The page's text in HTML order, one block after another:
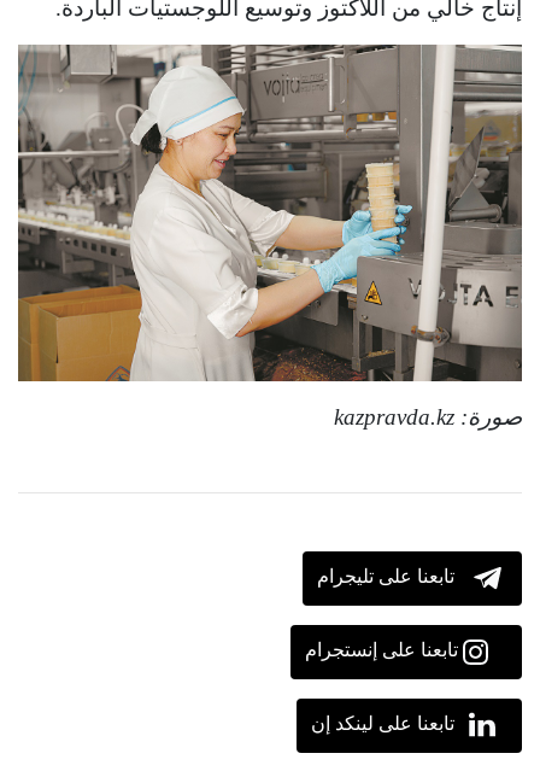
إنتاج خالي من اللاكتوز وتوسيع اللوجستيات الباردة.
صورة: kazpravda.kz
تابعنا على تليجرام
تابعنا على إنستجرام
تابعنا على لينكد إن